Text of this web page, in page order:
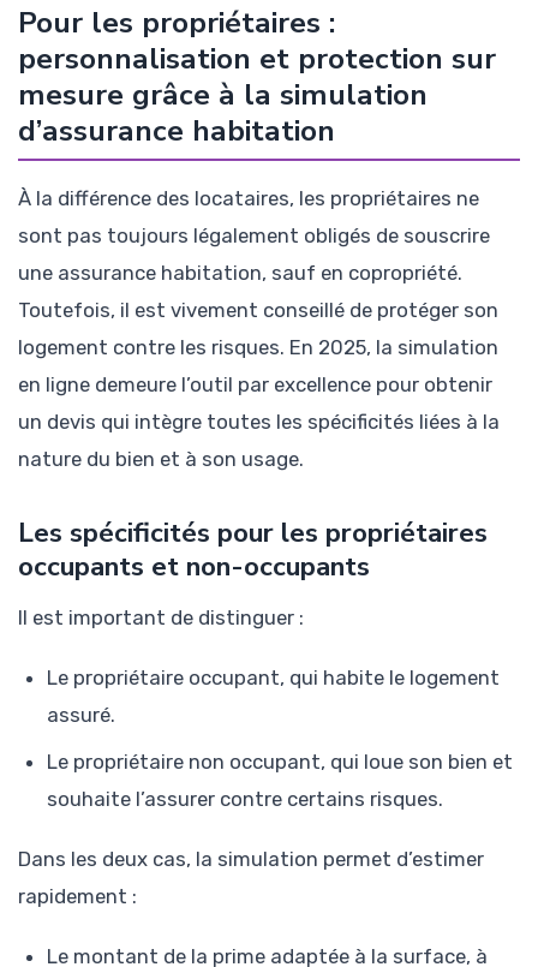
Pour les propriétaires :
personnalisation et protection sur
mesure grâce à la simulation
d’assurance habitation
À la différence des locataires, les propriétaires ne
sont pas toujours légalement obligés de souscrire
une assurance habitation, sauf en copropriété.
Toutefois, il est vivement conseillé de protéger son
logement contre les risques. En 2025, la simulation
en ligne demeure l’outil par excellence pour obtenir
un devis qui intègre toutes les spécificités liées à la
nature du bien et à son usage.
Les spécificités pour les propriétaires
occupants et non-occupants
Il est important de distinguer :
Le propriétaire occupant, qui habite le logement
assuré.
Le propriétaire non occupant, qui loue son bien et
souhaite l’assurer contre certains risques.
Dans les deux cas, la simulation permet d’estimer
rapidement :
Le montant de la prime adaptée à la surface, à